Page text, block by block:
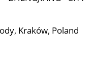
Kraków, Poland